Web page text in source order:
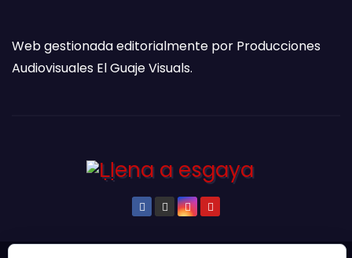
Web gestionada editorialmente por Producciones
Audiovisuales El Guaje Visuals.